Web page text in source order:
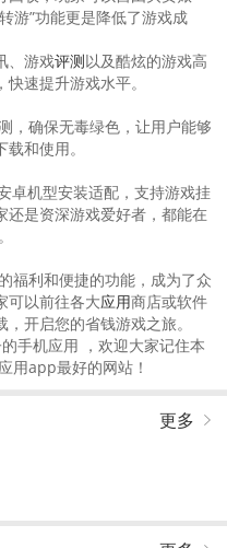
游”功能更是降低了游戏成
、游戏评测以及酷炫的游戏高
，快速提升游戏水平。
，确保无毒绿色，让用户能够
和使用。
卓机型安装适配，支持游戏挂
还是资深游戏爱好者，都能在
福利和便捷的功能，成为了众
可以前往各大应用商店或软件
开启您的省钱游戏之旅。
手机应用 ，欢迎大家记住本
用app最好的网站！
更多